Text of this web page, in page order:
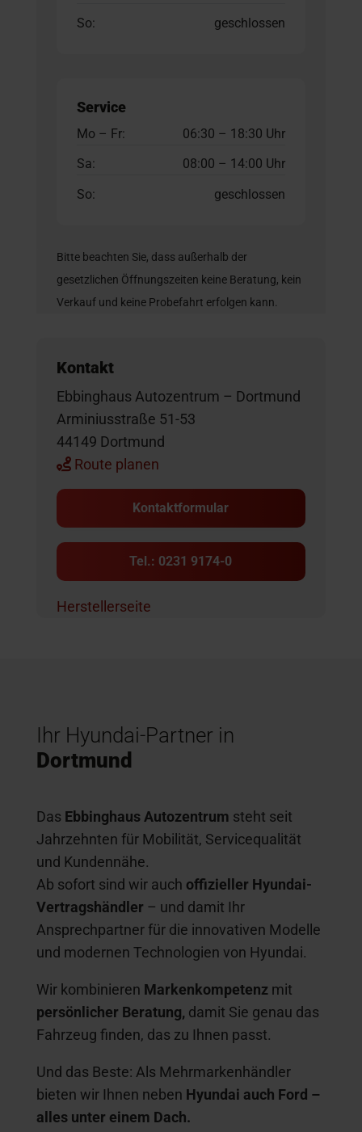
So: geschlossen
Service
Mo – Fr:
06:30 – 18:30 Uhr
Sa:
08:00 – 14:00 Uhr
So:
geschlossen
Bitte beachten Sie, dass außerhalb der
gesetzlichen Öffnungszeiten keine Beratung, kein
Verkauf und keine Probefahrt erfolgen kann.
Kontakt
Ebbinghaus Autozentrum – Dortmund
Arminiusstraße 51-53
44149 Dortmund
Route planen
Kontaktformular
Tel.: 0231 9174-0
Herstellerseite
Ihr Hyundai-Partner in
Dortmund
Das Ebbinghaus Autozentrum steht seit
Jahrzehnten für Mobilität, Servicequalität
und Kundennähe.
Ab sofort sind wir auch offizieller Hyundai-
Vertragshändler – und damit Ihr
Ansprechpartner für die innovativen Modelle
und modernen Technologien von Hyundai.
Wir kombinieren Markenkompetenzmit
persönlicher Beratung, damit Sie genau das
Fahrzeug finden, das zu Ihnen passt.
Und das Beste: Als Mehrmarkenhändler
bieten wir Ihnen neben Hyundai auch Ford –
alles unter einem Dach.